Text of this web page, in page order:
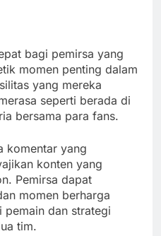
bagi pemirsa yang
momen penting dalam
yang mereka
seperti berada di
bersama para fans.
komentar yang
konten yang
Pemirsa dapat
momen berharga
pemain dan strategi
tim.